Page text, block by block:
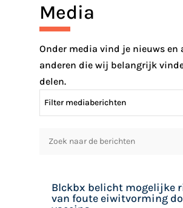
Media
Onder media vind je nieuws en
anderen die wij belangrijk
delen.
Filter mediaberichten
Blckbx belicht mogelijke
van foute eiwitvorming